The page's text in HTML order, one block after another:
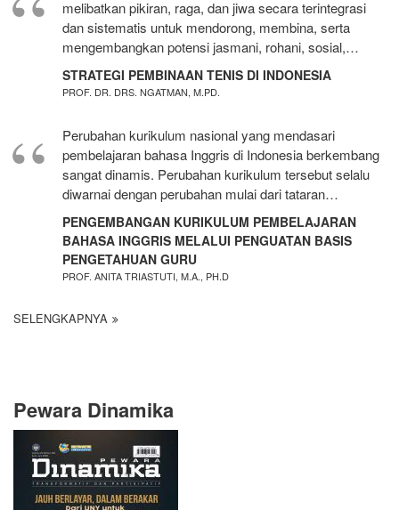
melibatkan pikiran, raga, dan jiwa secara terintegrasi
dan sistematis untuk mendorong, membina, serta
mengembangkan potensi jasmani, rohani, sosial,…
STRATEGI PEMBINAAN TENIS DI INDONESIA
PROF. DR. DRS. NGATMAN, M.PD.
Perubahan kurikulum nasional yang mendasari
pembelajaran bahasa Inggris di Indonesia berkembang
sangat dinamis. Perubahan kurikulum tersebut selalu
diwarnai dengan perubahan mulai dari tataran…
PENGEMBANGAN KURIKULUM PEMBELAJARAN
BAHASA INGGRIS MELALUI PENGUATAN BASIS
PENGETAHUAN GURU
PROF. ANITA TRIASTUTI, M.A., PH.D
SELENGKAPNYA
Pewara Dinamika